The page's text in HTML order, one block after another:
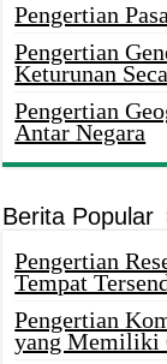
Pengertian
Pengertian
Keturunan
Pengertian
Antar Negara
Berita Popular
Pengertian
Tempat
Pengertian
yang Memiliki